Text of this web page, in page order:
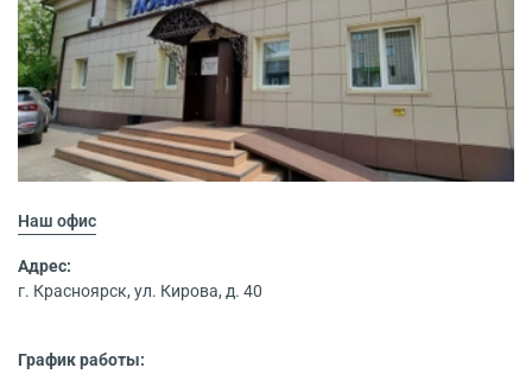
Наш офис
Адрес:
г. Красноярск, ул. Кирова, д. 40
График работы: